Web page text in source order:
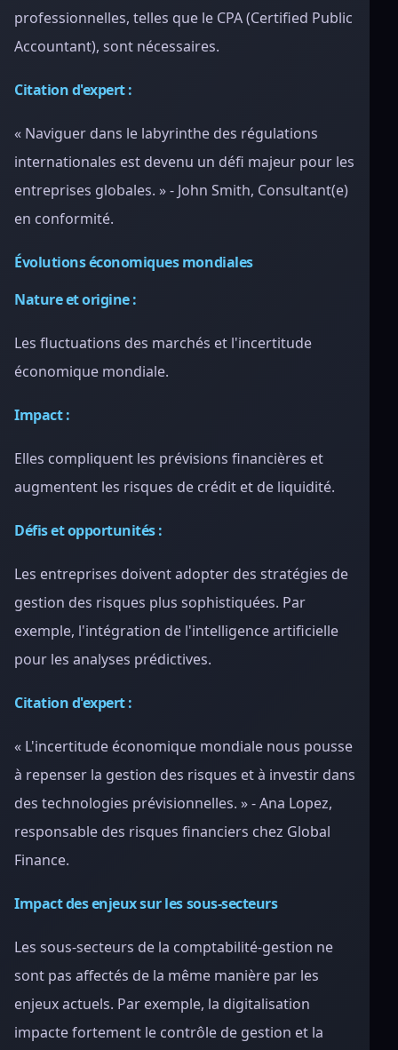
professionnelles, telles que le CPA (Certified Public
Accountant), sont nécessaires.
Citation d'expert :
« Naviguer dans le labyrinthe des régulations
internationales est devenu un défi majeur pour les
entreprises globales. » - John Smith, Consultant(e)
en conformité.
Évolutions économiques mondiales
Nature et origine :
Les fluctuations des marchés et l'incertitude
économique mondiale.
Impact :
Elles compliquent les prévisions financières et
augmentent les risques de crédit et de liquidité.
Défis et opportunités :
Les entreprises doivent adopter des stratégies de
gestion des risques plus sophistiquées. Par
exemple, l'intégration de l'intelligence artificielle
pour les analyses prédictives.
Citation d'expert :
« L'incertitude économique mondiale nous pousse
à repenser la gestion des risques et à investir dans
des technologies prévisionnelles. » - Ana Lopez,
responsable des risques financiers chez Global
Finance.
Impact des enjeux sur les sous-secteurs
Les sous-secteurs de la comptabilité-gestion ne
sont pas affectés de la même manière par les
enjeux actuels. Par exemple, la digitalisation
impacte fortement le contrôle de gestion et la